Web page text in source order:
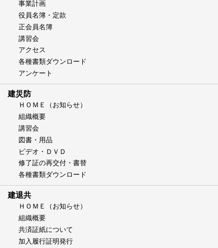
事業計画
役員名簿・定款
正会員名簿
講習会
アクセス
各種書類ダウンロード
アンケート
建災防
ＨＯＭＥ（お知らせ）
組織概要
講習会
図書・用品
ビデオ・ＤＶＤ
修了証の再交付・書替
各種書類ダウンロード
建退共
ＨＯＭＥ（お知らせ）
組織概要
共済証紙について
加入履行証明発行